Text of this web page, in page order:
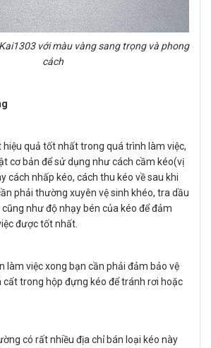
với màu vàng sang trọng và phong
cách
quả tốt nhất trong quá trình làm việc,
cơ bản để sử dụng như cách cầm kéo(vị
cách nhấp kéo, cách thu kéo về sau khi
phải thường xuyên vệ sinh khéo, tra dầu
như độ nhạy bén của kéo để đảm
được tốt nhất.
làm việc xong bạn cần phải đảm bảo vệ
cất trong hộp đựng kéo để tránh rơi hoặc
có rất nhiều địa chỉ bán loại kéo này